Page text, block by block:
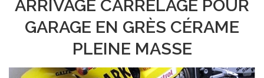
ARRIVAGE CARRELAGE POUR
GARAGE EN GRÈS CÉRAME
PLEINE MASSE